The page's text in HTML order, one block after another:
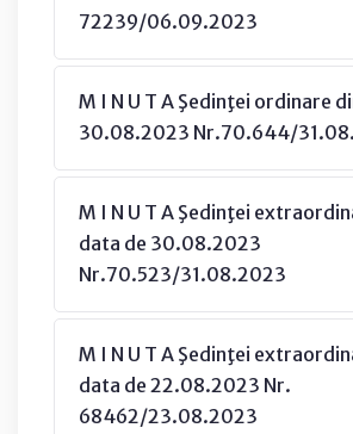
72239/06.09.2023
M I N U T A Şedinţei ordinare
30.08.2023 Nr.70.644/
M I N U T A Şedinţei
data de 30.08.2023
Nr.70.523/31.08.2023
M I N U T A Şedinţei
data de 22.08.2023 Nr.
68462/23.08.2023